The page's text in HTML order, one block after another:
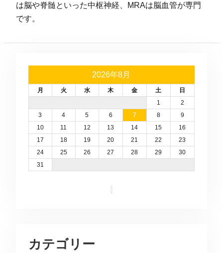
は脳や脊髄といった中枢神経、MRAは脳血管が専門
です。
2026年8月
月 火 水 木 金 土
日
1
2
3
4 5 6 7 8
9
10
11 12 13 14 15
16
17
18 19 20 21 22
23
24
25 26 27 28 29
30
31
カテゴリー